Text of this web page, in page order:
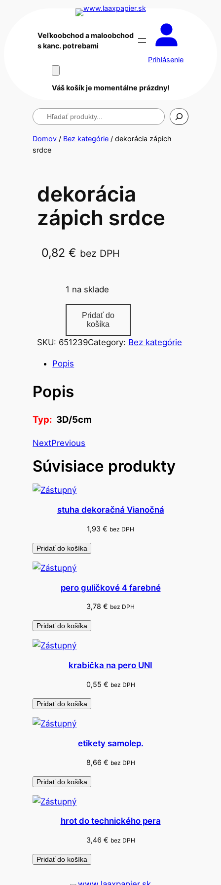
Veľkoobchod a maloobchod
s kanc. potrebami
Prihlásenie
Váš košík je momentálne prázdny!
Hľadanie
Domov / Bez kategórie / dekorácia zápich
srdce
dekorácia
zápich srdce
0,82€ bez DPH
1 na sklade
o
ž
s
v
o
e
k
r
c
a
á
p
i
h
r
d
c
Pridať do
košíka
SKU: 651239Category: Bez kategórie
Popis
Popis
Typ: 3D/5cm
NextPrevious
Súvisiace produkty
stuha dekoračná Vianočná
1,93 € bez DPH
Pridať do košíka
pero guličkové 4 farebné
3,78 € bez DPH
Pridať do košíka
krabička na pero UNI
0,55 € bez DPH
Pridať do košíka
etikety samolep.
8,66 € bez DPH
Pridať do košíka
hrot do technického pera
3,46 € bez DPH
Pridať do košíka